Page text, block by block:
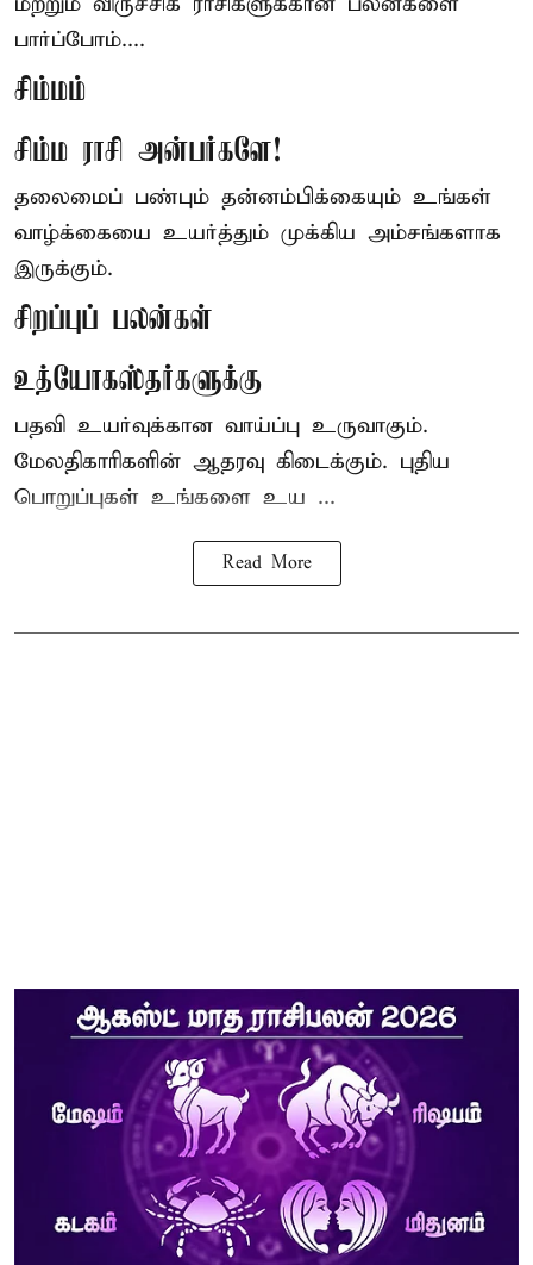
பார்ப்போம்....
சிம்மம்
சிம்ம ராசி அன்பர்களே!
தலைமைப் பண்பும் தன்னம்பிக்கையும் உங்கள்
வாழ்க்கையை உயர்த்தும் முக்கிய அம்சங்களாக
இருக்கும்.
சிறப்புப் பலன்கள்
உத்யோகஸ்தர்களுக்கு
பதவி உயர்வுக்கான வாய்ப்பு உருவாகும்.
மேலதிகாரிகளின் ஆதரவு கிடைக்கும். புதிய
பொறுப்புகள் உங்களை உய ...
Read More